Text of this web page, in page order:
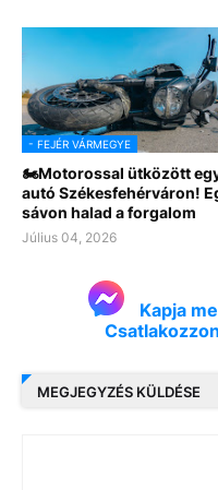
- FEJÉR VÁRMEGYE
🏍Motorossal ütközött
autó Székesfehérváron!
sávon halad a forgalom
Július 04, 2026
Kapja
MEGJEGYZÉS KÜLDÉSE